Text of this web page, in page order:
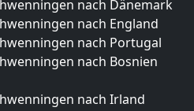
nach Dänemark
nach England
nach Portugal
nach Bosnien
nach Irland